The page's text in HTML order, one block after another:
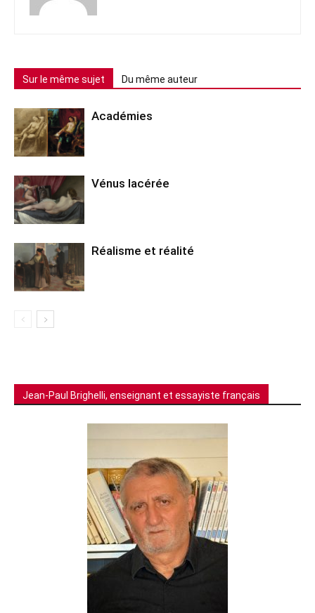
Sur le même sujet Du même auteur
Académies
Vénus lacérée
Réalisme et réalité
Jean-Paul Brighelli, enseignant et essayiste français